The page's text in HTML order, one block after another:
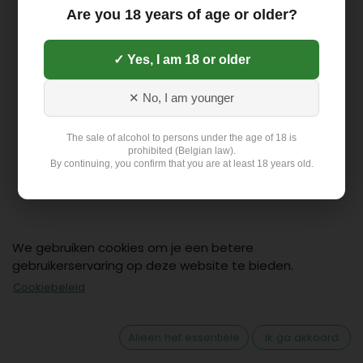
Contact
Klant: +32 499 19 01 88
hello@flex-delivery.be
We gebruiken cookies om je een betere
gebruikerservaring op deze website te bieden.
Cookiebeleid
Alleen het essentiële Ik ga akkoord
Are you 18 years of age or older?
✓ Yes, I am 18 or older
✕ No, I am younger
The sale of alcohol to persons under the age of 18 is
prohibited (Belgian law).
By continuing, you confirm that you are at least 18 years old.